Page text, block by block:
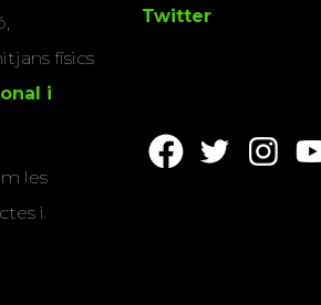
físics
i
les
i
Twitter